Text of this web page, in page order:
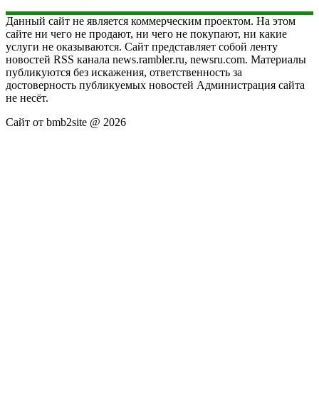
Данный сайт не является коммерческим проектом. На этом
сайте ни чего не продают, ни чего не покупают, ни какие
услуги не оказываются. Сайт представляет собой ленту
новостей RSS канала news.rambler.ru, newsru.com. Материалы
публикуются без искажения, ответственность за
достоверность публикуемых новостей Администрация сайта
не несёт.
Сайт от bmb2site @ 2026